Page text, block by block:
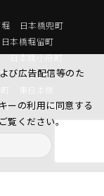
日本橋兜町
日本橋堀留町
日本橋小舟町
日本橋中洲
東日本橋
神田鍛冶町
び広告配信等のた
ーの利用に同意する
覧ください。